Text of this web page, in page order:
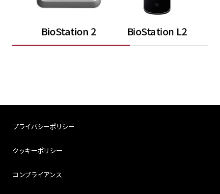
BioStation 2 BioStation L2
プライバシーポリシー
クッキーポリシー
コンプライアンス